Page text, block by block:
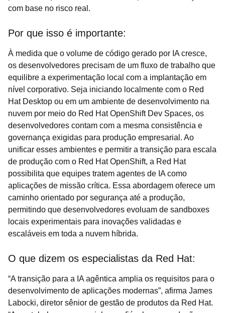
com base no risco real.
Por que isso é importante:
À medida que o volume de código gerado por IA cresce,
os desenvolvedores precisam de um fluxo de trabalho que
equilibre a experimentação local com a implantação em
nível corporativo. Seja iniciando localmente com o Red
Hat Desktop ou em um ambiente de desenvolvimento na
nuvem por meio do Red Hat OpenShift Dev Spaces, os
desenvolvedores contam com a mesma consistência e
governança exigidas para produção empresarial. Ao
unificar esses ambientes e permitir a transição para escala
de produção com o Red Hat OpenShift, a Red Hat
possibilita que equipes tratem agentes de IA como
aplicações de missão crítica. Essa abordagem oferece um
caminho orientado por segurança até a produção,
permitindo que desenvolvedores evoluam de sandboxes
locais experimentais para inovações validadas e
escaláveis em toda a nuvem híbrida.
O que dizem os especialistas da Red Hat:
“A transição para a IA agêntica amplia os requisitos para o
desenvolvimento de aplicações modernas”, afirma James
Labocki, diretor sênior de gestão de produtos da Red Hat.